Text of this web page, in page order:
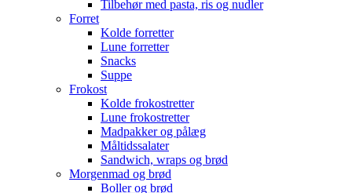
Tilbehør med pasta, ris og nudler
Forret
Kolde forretter
Lune forretter
Snacks
Suppe
Frokost
Kolde frokostretter
Lune frokostretter
Madpakker og pålæg
Måltidssalater
Sandwich, wraps og brød
Morgenmad og brød
Boller og brød